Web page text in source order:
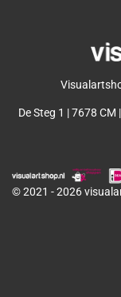
De Steg 1 | 7678
© 2021 - 2026